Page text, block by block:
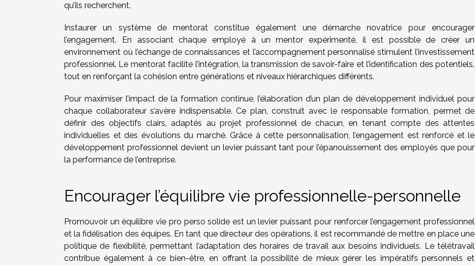
qu’ils recherchent.
Instaurer un système de mentorat constitue également une démarche novatrice pour encourager
l’engagement. En associant chaque employé à un mentor expérimenté, il est possible de créer un
environnement où l’échange de connaissances et l’accompagnement personnalisé stimulent l’investissement
professionnel. Le mentorat facilite l’intégration, la transmission de savoir-faire et l’identification des potentiels,
tout en renforçant la cohésion entre générations et niveaux hiérarchiques différents.
Pour maximiser l’impact de la formation continue, l’élaboration d’un plan de développement individuel pour
chaque collaborateur s’avère indispensable. Ce plan, construit avec le responsable formation, permet de
définir des objectifs clairs, adaptés au projet professionnel de chacun, en tenant compte des attentes
individuelles et des évolutions du marché. Grâce à cette personnalisation, l’engagement est renforcé et le
développement professionnel devient un levier puissant tant pour l’épanouissement des employés que pour
la performance de l’entreprise.
Encourager l’équilibre vie professionnelle-personnelle
Promouvoir un équilibre vie pro perso solide est un levier puissant pour renforcer l’engagement professionnel
et la fidélisation des équipes. En tant que directeur des opérations, il est recommandé de mettre en place une
politique de flexibilité, permettant l’adaptation des horaires de travail aux besoins individuels. Le télétravail
contribue également à ce bien-être, en offrant la possibilité de mieux gérer les impératifs personnels et